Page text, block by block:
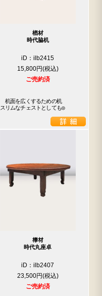
楢材
時代脇机
iD：ilb2415
15,800円
ご売約済
机面を広くするための机
スリムなチェストとしても◎
﨔材
時代丸座卓
iD：ilb2407
23,500円
ご売約済